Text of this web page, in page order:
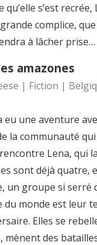
qu’elle s’est
complice,
à lâcher prise…
amazones
| Fiction |
eu une aventure
la communauté
Lena, qui
sont déjà quatre,
un groupe si serré
du monde est leur
Elles se
mènent des